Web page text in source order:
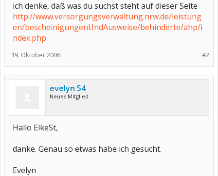
ich denke, daß was du suchst steht auf dieser Seite
http://www.versorgungsverwaltung.nrw.de/leistung
en/bescheinigungenUndAusweise/behinderte/ahp/i
ndex.php
#2
19. Oktober 2006
evelyn 54
Neues Mitglied
Hallo ElkeSt,
danke. Genau so etwas habe ich gesucht.
Evelyn